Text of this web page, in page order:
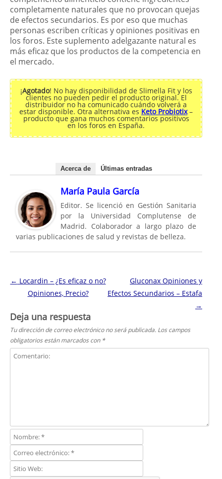
completamente naturales que no provocan quejas
de efectos secundarios. Es por eso que muchas
personas escriben críticas y opiniones positivas en
los foros. Este suplemento adelgazante natural es
más eficaz que los productos de la competencia en
el mercado.
¡Agotado! No hay disponibilidad de Slimella Fit y los
clientes no pueden pedir el producto original. El
distribuidor no ha comunicado cuándo volverá a
estar disponible. Otra alternativa es Keto Probiotix–
producto que gana muchos comentarios positivos
en los foros en España.
Acerca de Últimas entradas
María Paula García
Editor. Se licenció en Gestión Sanitaria
por la Universidad Complutense de
Madrid. Colaborador a largo plazo de
varias publicaciones de salud y revistas de belleza.
Navegación de entradas
← Locardin – ¿Es eficaz o no?
Opiniones, Precio?
Gluconax Opiniones y
Efectos Secundarios – Estafa
→
Deja una respuesta
Tu dirección de correo electrónico no será publicada. Los campos
obligatorios están marcados con *